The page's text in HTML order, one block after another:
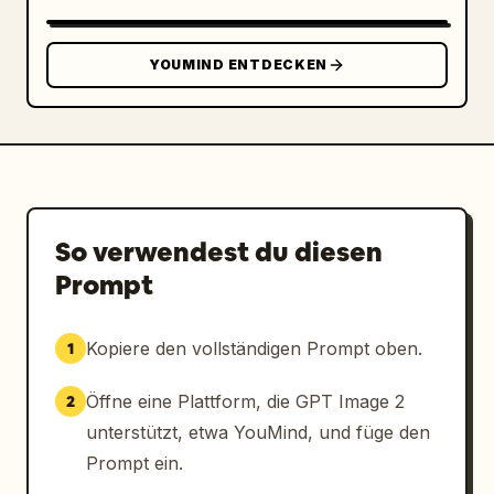
holografische Sicherheitsüberlagerungen
hervorgehoben werden. Keine Hand sichtbar.
Saubere, minimalistische, professionelle
Komposition. Hochdetailliert,
YOUMIND ENTDECKEN
So verwendest du diesen
Prompt
1 Kopiere den vollständigen Prompt oben.
2 Öffne eine Plattform, die GPT Image 2
unterstützt, etwa YouMind, und füge den
Prompt ein.